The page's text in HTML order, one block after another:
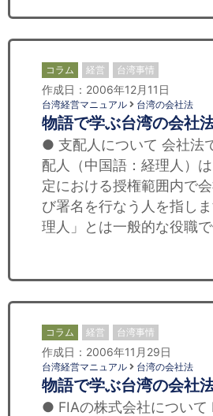
コラム 経営 台湾事情
作成日：2006年12月11日
台湾経営マニュアル 台湾の会社法
物語で学ぶ台湾の会社
● 支配人について 会社法
配人（中国語：経理人）
定における授権範囲内で
び署名を行なう人を指し
理人」とは一般的な役職
コラム 経営 台湾事情
作成日：2006年11月29日
台湾経営マニュアル 台湾の会社法
物語で学ぶ台湾の会社
● FIAの株式会社について